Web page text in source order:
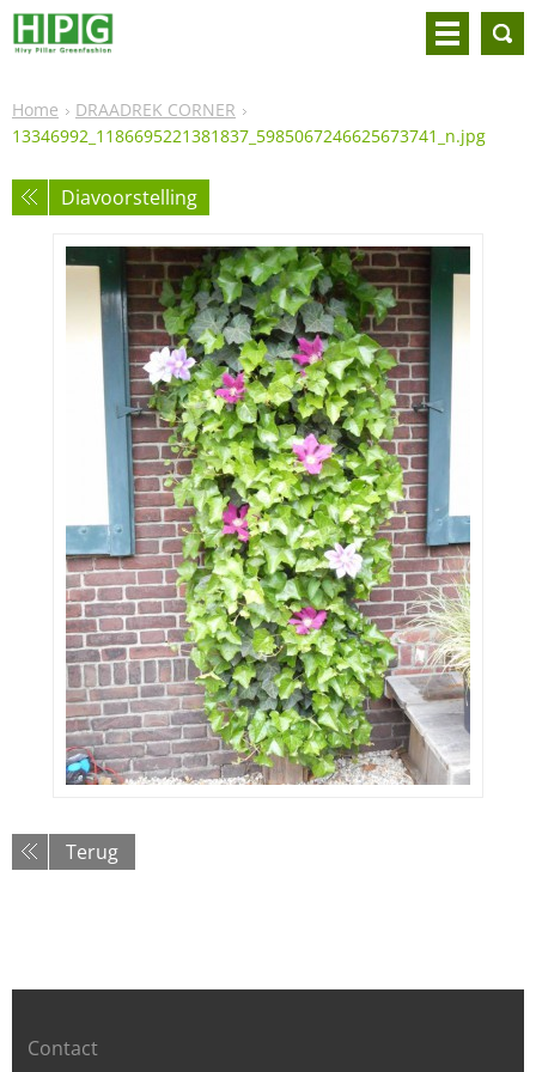
Home
DRAADREK CORNER
13346992_1186695221381837_5985067246625673741_n.jpg
Diavoorstelling
Terug
Contact